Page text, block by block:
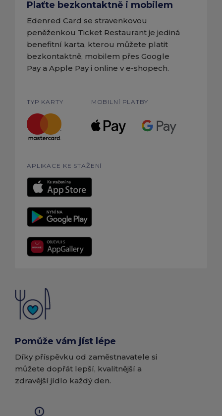
Plaťte bezkontaktně i mobilem
Edenred Card se stravenkovou
peněženkou Ticket Restaurant je jediná
benefitní karta, kterou můžete platit
bezkontaktně, mobilem přes Google
Pay a Apple Pay i online v e-shopech.
TYP KARTY MOBILNÍ PLATBY
APLIKACE KE STAŽENÍ
Pomůže vám jíst lépe
Díky příspěvku od zaměstnavatele si
můžete dopřát lepší, kvalitnější a
zdravější jídlo každý den.